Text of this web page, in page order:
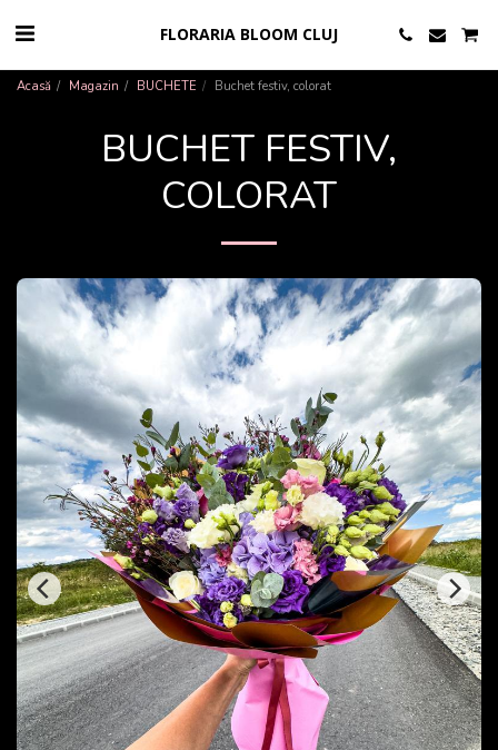
FLORARIA BLOOM CLUJ
Acasă Magazin BUCHETE Buchet festiv, colorat
BUCHET FESTIV,
COLORAT